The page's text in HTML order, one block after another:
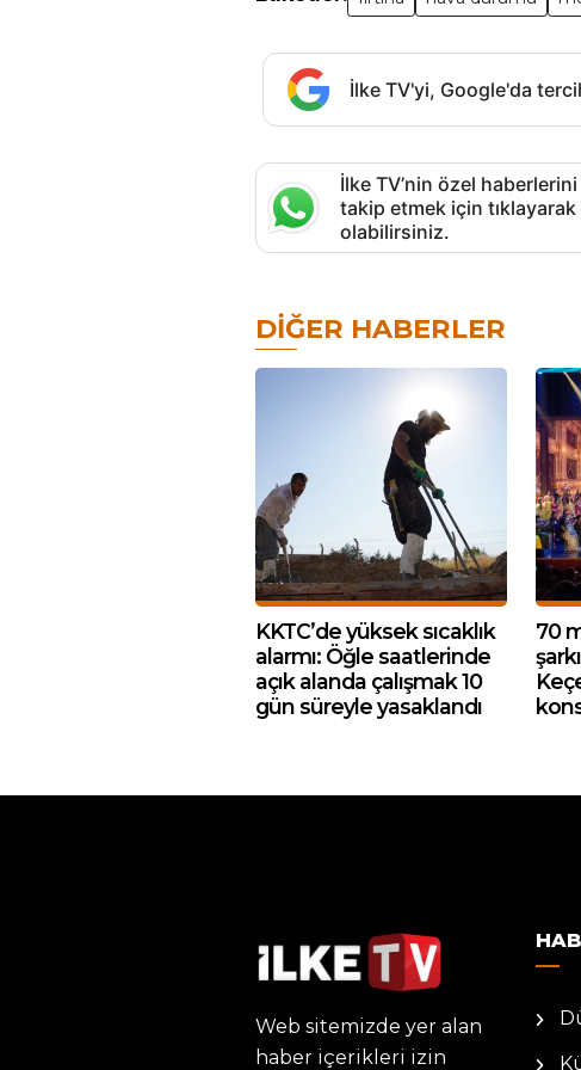
İlke TV'yi, Google'da
İlke TV’nin özel
takip etmek için
olabilirsiniz.
DIĞER HABERLER
KKTC’de yüksek sıcaklık
alarmı: Öğle saatlerinde
açık alanda çalışmak 10
gün süreyle yasaklandı
70
Web sitemizde yer alan
haber içerikleri izin